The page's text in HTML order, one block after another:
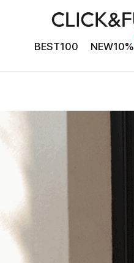
BEST100 NEW10%